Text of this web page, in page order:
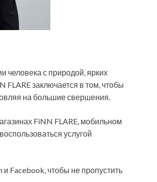
человека с природой, ярких
заключается в том, чтобы
на большие свершения.
FiNN FLARE, мобильном
услугой
Facebook, чтобы не пропустить